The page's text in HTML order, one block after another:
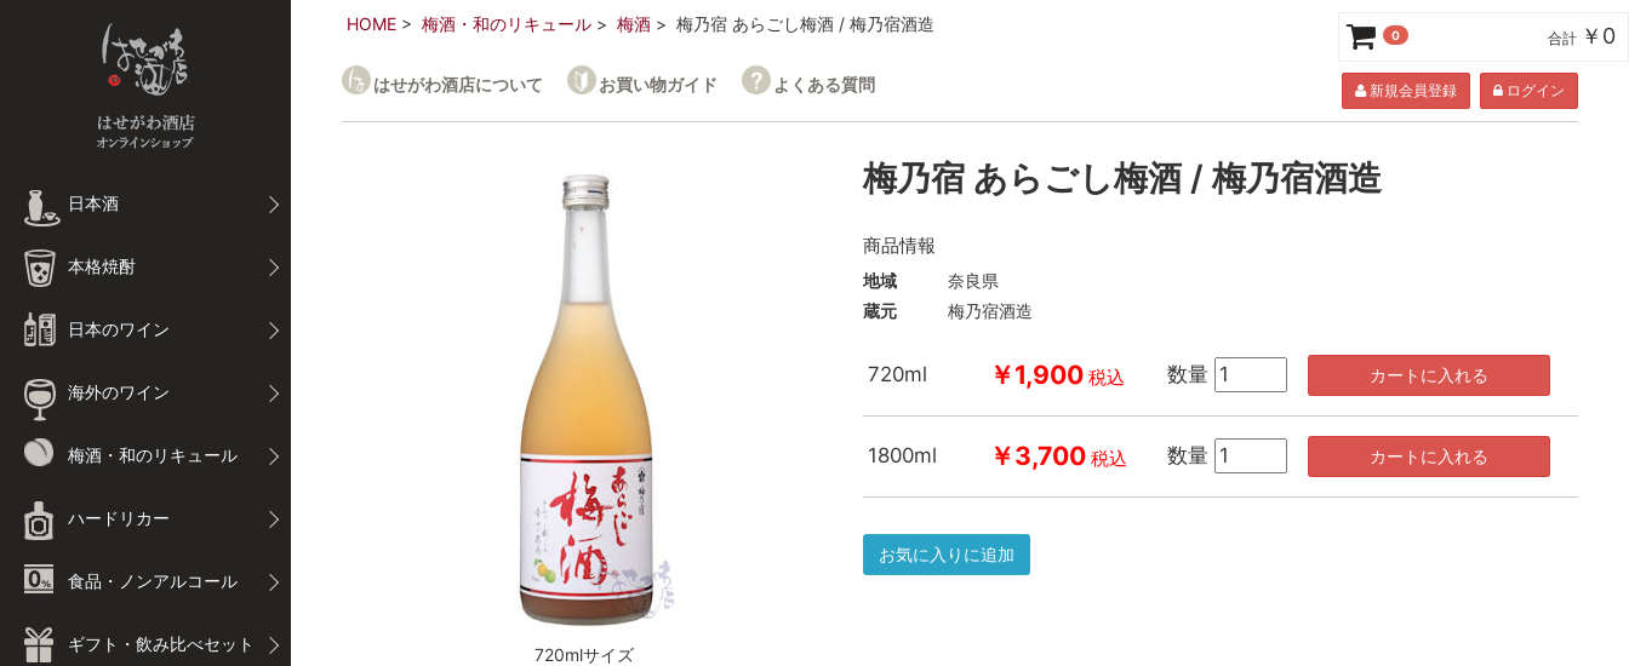
日本酒
本格焼酎
日本のワイン
海外のワイン
梅酒・和のリキュール
ハードリカー
食品・ノンアルコール
ギフト・飲み比べセット
HOME 梅酒・和のリキュール 梅酒 梅乃宿 あらごし梅酒 / 梅乃宿酒造
はせがわ酒店について お買い物ガイド よくある質問 新規会員登録 ログイン
720mlサイズ
梅乃宿 あらごし梅酒 / 梅乃宿酒造
商品情報
地域
奈良県
蔵元
梅乃宿酒造
720ml ￥1,900 税込 数量 カートに入れる
1800ml ￥3,700 税込 数量 カートに入れる
お気に入りに追加
0 合計 ￥0